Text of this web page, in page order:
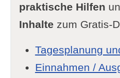
praktische Hilfen
Inhalte zum Gratis-
Tagesplanung
Einnahmen /